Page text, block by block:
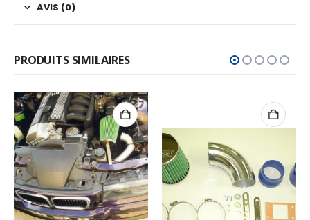
AVIS (0)
PRODUITS SIMILAIRES